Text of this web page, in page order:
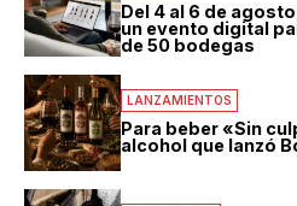
Del 4 al 6 de
un evento digital
de 50 bodegas
LANZAMIENTOS
Para beber «Sin
alcohol que lanzó